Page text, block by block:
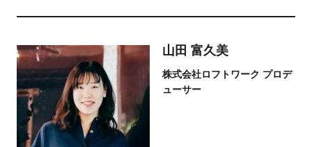
山田 富久美
株式会社ロフトワーク プロデ
ューサー